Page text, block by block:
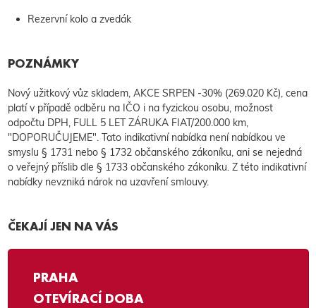
Rezervní kolo a zvedák
POZNÁMKY
Nový užitkový vůz skladem, AKCE SRPEN -30% (269.020 Kč), cena
platí v případě odběru na IČO i na fyzickou osobu, možnost
odpočtu DPH, FULL 5 LET ZÁRUKA FIAT/200.000 km,
"DOPORUČUJEME". Tato indikativní nabídka není nabídkou ve
smyslu § 1731 nebo § 1732 občanského zákoníku, ani se nejedná
o veřejný příslib dle § 1733 občanského zákoníku. Z této indikativní
nabídky nevzniká nárok na uzavření smlouvy.
ČEKAJÍ JEN NA VÁS
PRAHA
OTEVÍRACÍ DOBA